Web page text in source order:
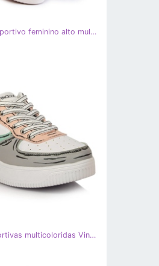
Vinceza Tênis esportivo feminino alto multicolorido Silje
Sapatilhas desportivas multicoloridas Vinceza branco multicolorido